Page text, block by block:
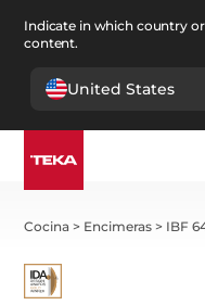
Indicate in which country
content.
United States
Cocina > Encimeras > IBF